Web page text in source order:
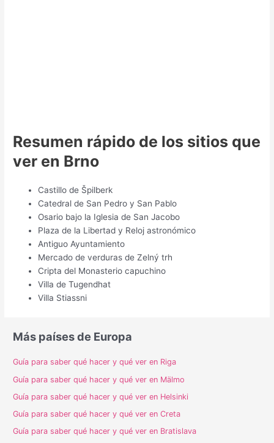
Resumen rápido de los sitios que
ver en Brno
Castillo de Špilberk
Catedral de San Pedro y San Pablo
Osario bajo la Iglesia de San Jacobo
Plaza de la Libertad y Reloj astronómico
Antiguo Ayuntamiento
Mercado de verduras de Zelný trh
Cripta del Monasterio capuchino
Villa de Tugendhat
Villa Stiassni
Más países de Europa
Guía para saber qué hacer y qué ver en Riga
Guía para saber qué hacer y qué ver en Mälmo
Guía para saber qué hacer y qué ver en Helsinki
Guía para saber qué hacer y qué ver en Creta
Guía para saber qué hacer y qué ver en Bratislava